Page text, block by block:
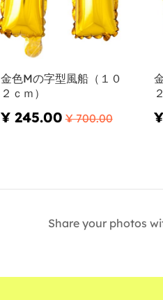
金色Mの字型風船（１０
２ｃｍ）
¥ 245.00 ¥ 700.00
Share your photos